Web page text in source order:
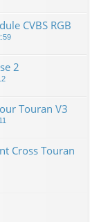
CVBS RGB
2
Touran V3
Cross Touran